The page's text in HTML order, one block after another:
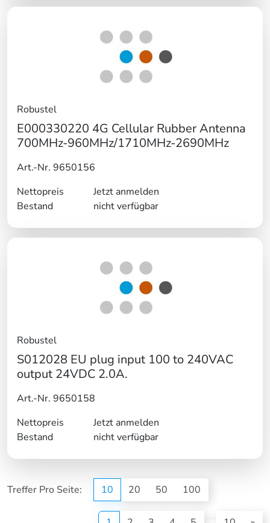
Robustel
E000330220 4G Cellular Rubber Antenna
700MHz-960MHz/1710MHz-2690MHz
Art.-Nr. 9650156
Nettopreis
Jetzt anmelden
Bestand
nicht verfügbar
Robustel
S012028 EU plug input 100 to 240VAC
output 24VDC 2.0A.
Art.-Nr. 9650158
Nettopreis
Jetzt anmelden
Bestand
nicht verfügbar
Treffer Pro Seite: 10 20 50 100